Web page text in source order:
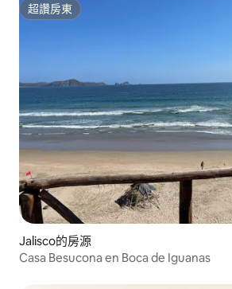
超讚房東
超讚房東
Jalisco的房源
Casa Besucona en Boca de Iguanas